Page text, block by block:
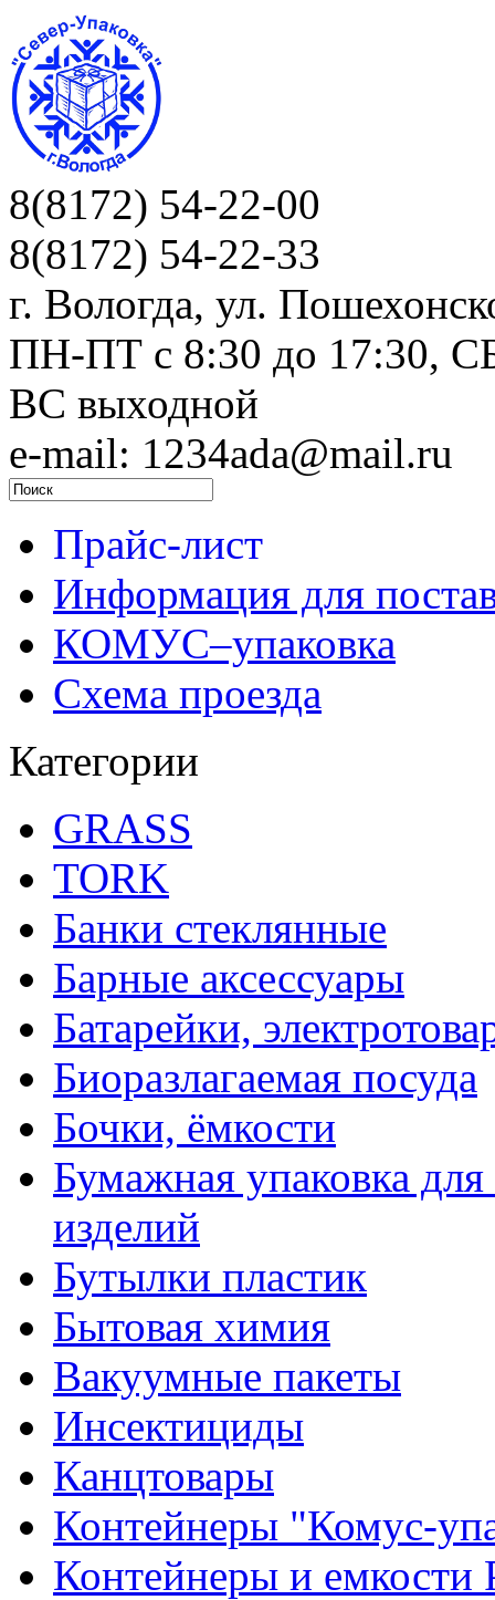
8(8172) 54-22-00
8(8172) 54-22-33
г. Вологда, ул.
ПН-ПТ c 8:30 до 17:30,
ВС выходной
e-mail: 1234ada@mail.ru
Прайс-лист
Информация для
КОМУС–упаковка
Схема проезда
Категории
GRASS
TORK
Банки стеклянные
Барные аксессуары
Батарейки,
Биоразлагаемая посуда
Бочки, ёмкости
Бумажная упаковка
изделий
Бутылки пластик
Бытовая химия
Вакуумные пакеты
Инсектициды
Канцтовары
Контейнеры "Комус-
Контейнеры и емкости